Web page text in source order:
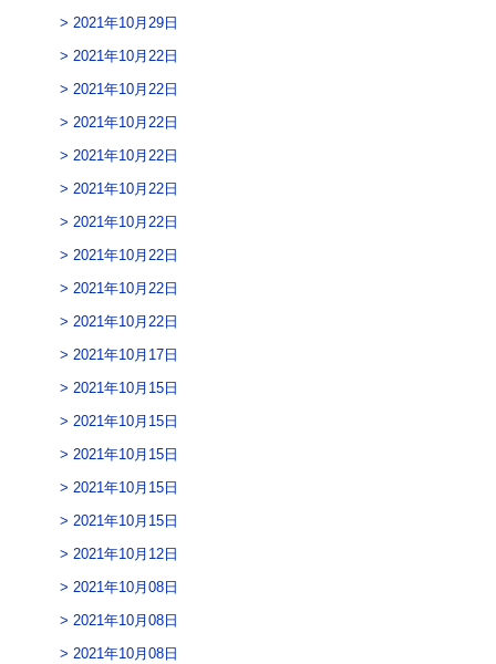
2021年10月29日
2021年10月22日
2021年10月22日
2021年10月22日
2021年10月22日
2021年10月22日
2021年10月22日
2021年10月22日
2021年10月22日
2021年10月22日
2021年10月17日
2021年10月15日
2021年10月15日
2021年10月15日
2021年10月15日
2021年10月15日
2021年10月12日
2021年10月08日
2021年10月08日
2021年10月08日